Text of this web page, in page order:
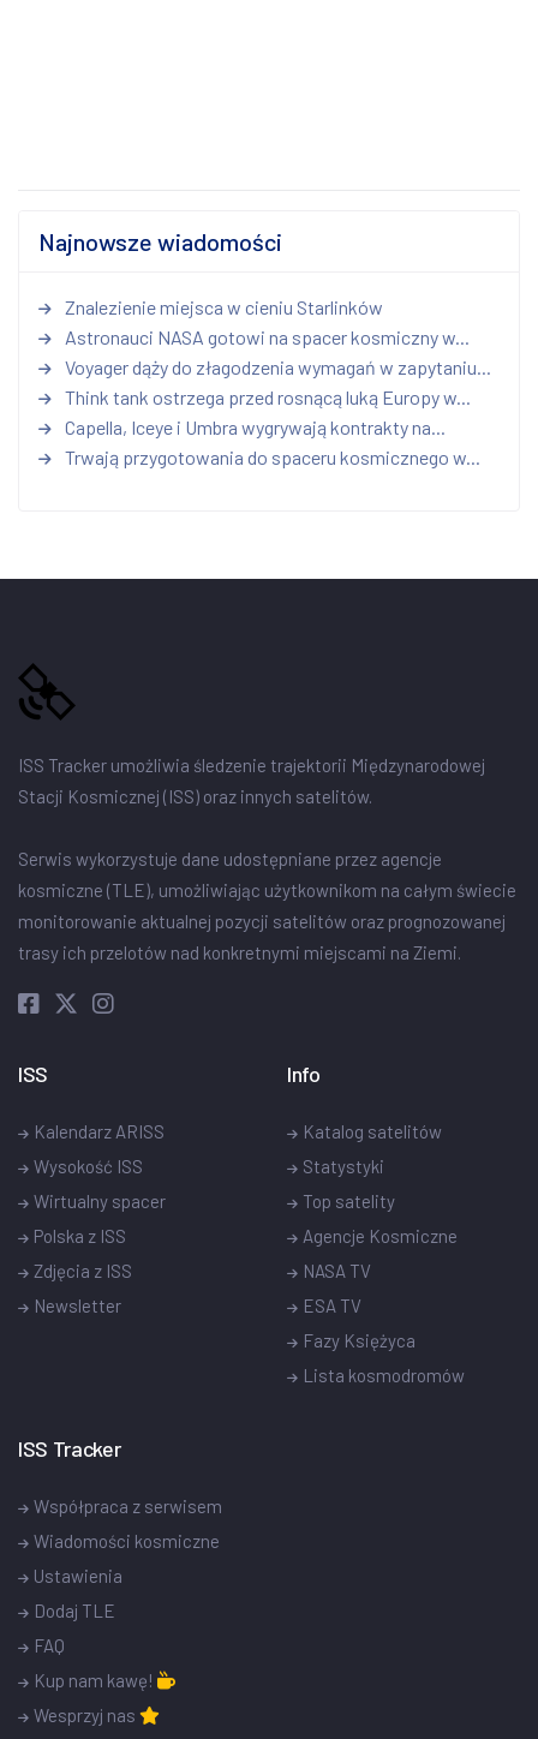
Najnowsze wiadomości
Znalezienie miejsca w cieniu Starlinków
Astronauci NASA gotowi na spacer kosmiczny w...
Voyager dąży do złagodzenia wymagań w zapytaniu...
Think tank ostrzega przed rosnącą luką Europy w...
Capella, Iceye i Umbra wygrywają kontrakty na...
Trwają przygotowania do spaceru kosmicznego w...
ISS Tracker umożliwia śledzenie trajektorii Międzynarodowej
Stacji Kosmicznej (ISS) oraz innych satelitów.
Serwis wykorzystuje dane udostępniane przez agencje
kosmiczne (TLE), umożliwiając użytkownikom na całym świecie
monitorowanie aktualnej pozycji satelitów oraz prognozowanej
trasy ich przelotów nad konkretnymi miejscami na Ziemi.
ISS
Kalendarz ARISS
Wysokość ISS
Wirtualny spacer
Polska z ISS
Zdjęcia z ISS
Newsletter
Info
Katalog satelitów
Statystyki
Top satelity
Agencje Kosmiczne
NASA TV
ESA TV
Fazy Księżyca
Lista kosmodromów
ISS Tracker
Współpraca z serwisem
Wiadomości kosmiczne
Ustawienia
Dodaj TLE
FAQ
Kup nam kawę!
Wesprzyj nas